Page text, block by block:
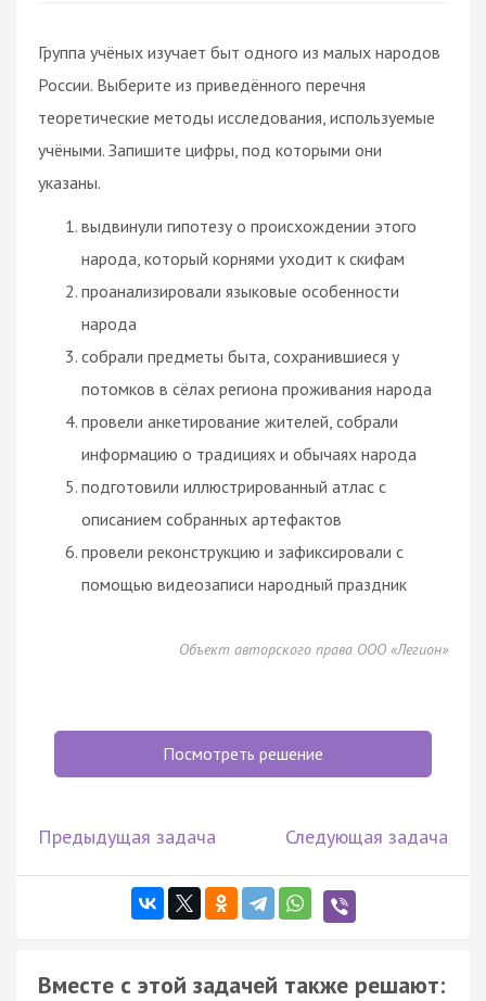
Группа учёных изучает быт одного из малых народов
России. Выберите из приведённого перечня
теоретические методы исследования, используемые
учёными. Запишите цифры, под которыми они
указаны.
выдвинули гипотезу о происхождении этого
народа, который корнями уходит к скифам
проанализировали языковые особенности
народа
собрали предметы быта, сохранившиеся у
потомков в сёлах региона проживания народа
провели анкетирование жителей, собрали
информацию о традициях и обычаях народа
подготовили иллюстрированный атлас с
описанием собранных артефактов
провели реконструкцию и зафиксировали с
помощью видеозаписи народный праздник
Объект авторского права ООО «Легион»
Посмотреть решение
Предыдущая задача Следующая задача
Вместе с этой задачей также решают: